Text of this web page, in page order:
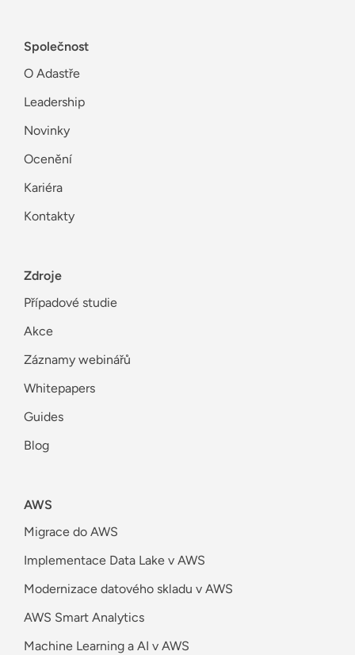
Společnost
O Adastře
Leadership
Novinky
Ocenění
Kariéra
Kontakty
Zdroje
Případové studie
Akce
Záznamy webinářů
Whitepapers
Guides
Blog
AWS
Migrace do AWS
Implementace Data Lake v AWS
Modernizace datového skladu v AWS
AWS Smart Analytics
Machine Learning a AI v AWS